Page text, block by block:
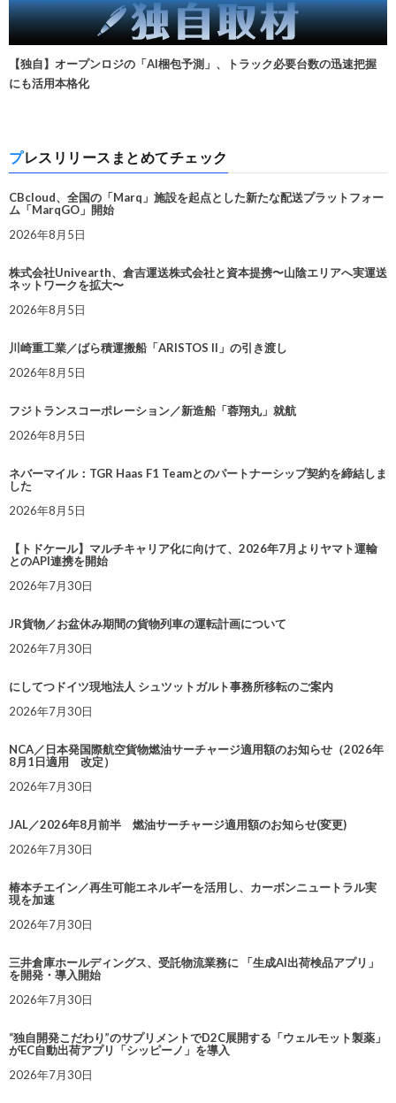
【独自】オープンロジの「AI梱包予測」、トラック必要台数の迅速把握
にも活用本格化
プレスリリースまとめてチェック
CBcloud、全国の「Marq」施設を起点とした新たな配送プラットフォー
ム「MarqGO」開始
2026年8月5日
株式会社Univearth、倉吉運送株式会社と資本提携〜山陰エリアへ実運送
ネットワークを拡大〜
2026年8月5日
川崎重工業／ばら積運搬船「ARISTOS II」の引き渡し
2026年8月5日
フジトランスコーポレーション／新造船「蓉翔丸」就航
2026年8月5日
ネバーマイル：TGR Haas F1 Teamとのパートナーシップ契約を締結しま
した
2026年8月5日
【トドケール】マルチキャリア化に向けて、2026年7月よりヤマト運輸
とのAPI連携を開始
2026年7月30日
JR貨物／お盆休み期間の貨物列車の運転計画について
2026年7月30日
にしてつドイツ現地法人 シュツットガルト事務所移転のご案内
2026年7月30日
NCA／日本発国際航空貨物燃油サーチャージ適用額のお知らせ（2026年
8月1日適用 改定）
2026年7月30日
JAL／2026年8月前半 燃油サーチャージ適用額のお知らせ(変更)
2026年7月30日
椿本チエイン／再生可能エネルギーを活用し、カーボンニュートラル実
現を加速
2026年7月30日
三井倉庫ホールディングス、受託物流業務に 「生成AI出荷検品アプリ」
を開発・導入開始
2026年7月30日
“独自開発こだわり”のサプリメントでD2C展開する「ウェルモット製薬」
がEC自動出荷アプリ「シッピーノ」を導入
2026年7月30日